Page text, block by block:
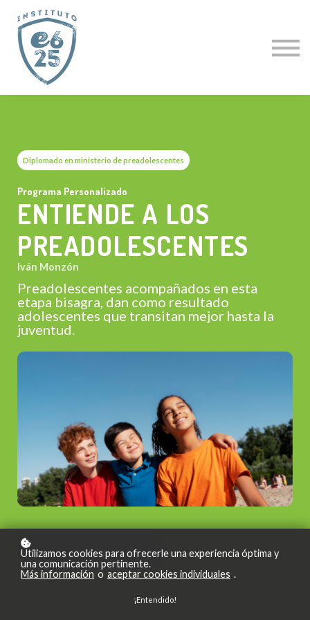
ACTUALIZACIÓN PASTORAL
Diplomado en ministerio de preadolescentes
Programa Personalizado
ENTIENDE A LOS
PREADOLESCENTES
Iván Monzón
Preadolescentes acompañados en esta
etapa bisagra, dan como resultado
adolescentes que transitan mejor hasta la
juventud.
INSCRIBIRSE (USD $69)
Utilizamos cookies para ofrecerle una experiencia óptima y
una comunicación pertinente.
Más información o aceptar cookies individuales .
¡Entendido!